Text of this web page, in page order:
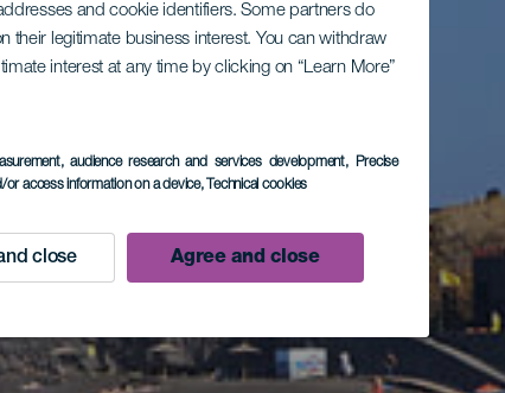
and cookie identifiers. Some partners do
their legitimate business interest. You can withdraw
interest at any time by clicking on “Learn More”
audience research and services development, Precise
or access information on a device, Technical cookies
close Agree and close